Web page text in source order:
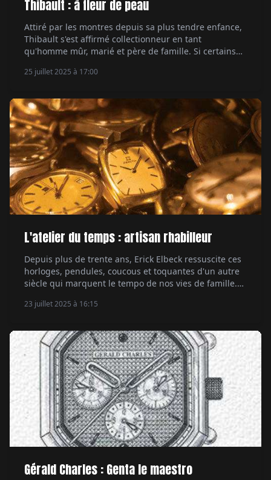
Thibault : à fleur de peau
Attiré par les montres depuis sa plus tendre enfance,
Thibault s'est affirmé collectionneur en tant
qu'homme mûr, marié et père de famille. Si certains
rattrape en faisant preuve de frénésie. Par Hervé
25 juillet 2025 à 17:00
L'atelier du temps : artisan rhabilleur
Depuis plus de trente ans, Erick Elbeck ressuscite ces
horloges, pendules, coucous et toquantes d'un autre
siècle qui marquent le tempo de nos vies de famille.
23 juillet 2025 à 16:15
Gérald Charles : Genta le maestro